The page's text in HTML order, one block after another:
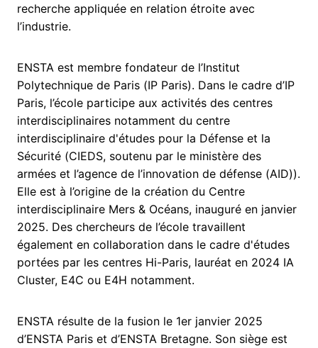
recherche appliquée en relation étroite avec
l’industrie.
ENSTA est membre fondateur de l’Institut
Polytechnique de Paris (IP Paris). Dans le cadre d’IP
Paris, l’école participe aux activités des centres
interdisciplinaires notamment du centre
interdisciplinaire d'études pour la Défense et la
Sécurité (CIEDS, soutenu par le ministère des
armées et l’agence de l’innovation de défense (AID)).
Elle est à l’origine de la création du Centre
interdisciplinaire Mers & Océans, inauguré en janvier
2025. Des chercheurs de l’école travaillent
également en collaboration dans le cadre d'études
portées par les centres Hi-Paris, lauréat en 2024 IA
Cluster, E4C ou E4H notamment.
ENSTA résulte de la fusion le 1er janvier 2025
d’ENSTA Paris et d’ENSTA Bretagne. Son siège est